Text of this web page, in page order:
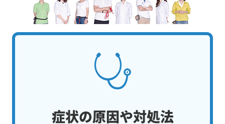
症状の原因や対処法